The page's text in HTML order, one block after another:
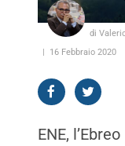
di
16 Febbraio 2020
ENE,